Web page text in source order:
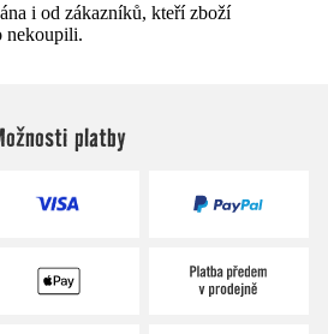
i od zákazníků, kteří zboží
nekoupili.
platby